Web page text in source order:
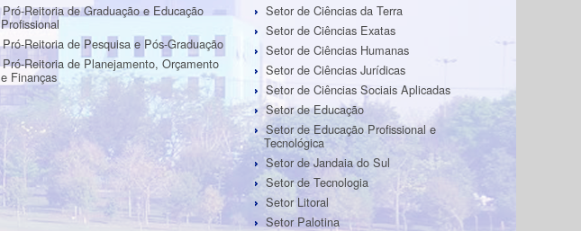
Pró-Reitoria de Graduação e Educação
Profissional
Pró-Reitoria de Pesquisa e Pós-Graduação
Pró-Reitoria de Planejamento, Orçamento
e Finanças
Setor de Ciências da Terra
Setor de Ciências Exatas
Setor de Ciências Humanas
Setor de Ciências Jurídicas
Setor de Ciências Sociais Aplicadas
Setor de Educação
Setor de Educação Profissional e
Tecnológica
Setor de Jandaia do Sul
Setor de Tecnologia
Setor Litoral
Setor Palotina